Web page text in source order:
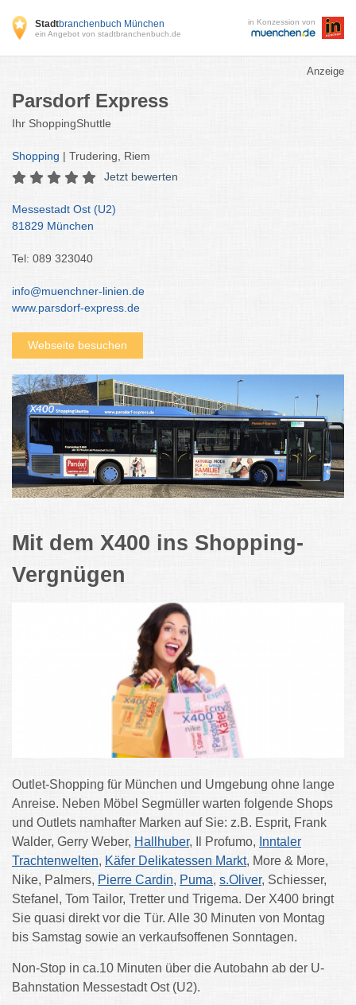
Stadtbranchenbuch München
ein Angebot von stadtbranchenbuch.de
in Konzession von
Anzeige
Parsdorf Express
Ihr ShoppingShuttle
Shopping | Trudering, Riem
Jetzt bewerten
Messestadt Ost (U2)
81829 München
Tel: 089 323040
info@muenchner-linien.de
www.parsdorf-express.de
Webseite besuchen
Mit dem X400 ins Shopping-
Vergnügen
Outlet-Shopping für München und Umgebung ohne lange
Anreise. Neben Möbel Segmüller warten folgende Shops
und Outlets namhafter Marken auf Sie: z.B. Esprit, Frank
Walder, Gerry Weber, Hallhuber, Il Profumo, Inntaler
Trachtenwelten, Käfer Delikatessen Markt, More & More,
Nike, Palmers, Pierre Cardin, Puma, s.Oliver, Schiesser,
Stefanel, Tom Tailor, Tretter und Trigema. Der X400 bringt
Sie quasi direkt vor die Tür. Alle 30 Minuten von Montag
bis Samstag sowie an verkaufsoffenen Sonntagen.
Non-Stop in ca.10 Minuten über die Autobahn ab der U-
Bahnstation Messestadt Ost (U2).